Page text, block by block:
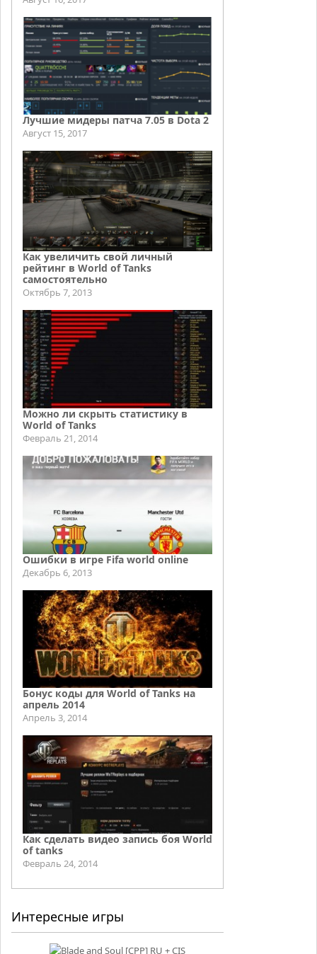
Лучшие мидеры патча 7.05 в Dota 2
Август 15, 2017
Как увеличить свой личный
рейтинг в World of Tanks
самостоятельно
Октябрь 7, 2013
Можно ли скрыть статистику в
World of Tanks
Февраль 21, 2014
Ошибки в игре Fifa world online
Декабрь 6, 2013
Бонус коды для World of Tanks на
апрель 2014
Апрель 3, 2014
Как сделать видео запись боя World
of tanks
Февраль 24, 2014
Интересные игры